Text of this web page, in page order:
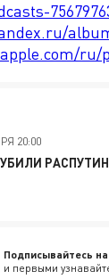
ru/
20:00
Подписывайтесь
и первыми